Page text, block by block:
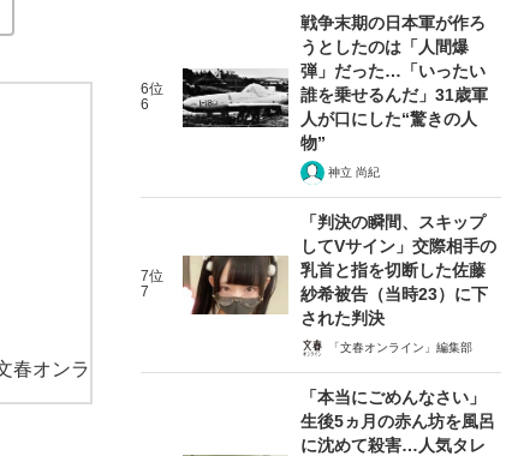
春オンラ
6位
6
戦争末期の日本軍が作ろ
うとしたのは「人間爆
弾」だった…「いったい
誰を乗せるんだ」31歳軍
人が口にした“驚きの人
物”
神立 尚紀
7位
7
「判決の瞬間、スキップ
してVサイン」交際相手の
乳首と指を切断した佐藤
紗希被告（当時23）に下
された判決
「文春オンライン」編集部
「本当にごめんなさい」
生後5ヵ月の赤ん坊を風呂
に沈めて殺害…人気タレ